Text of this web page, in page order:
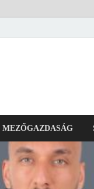
MEZŐGAZDASÁG